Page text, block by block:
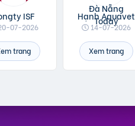
ISF
07-2026
trang
Hạnh Aquavet
14-07-2026
Xem trang